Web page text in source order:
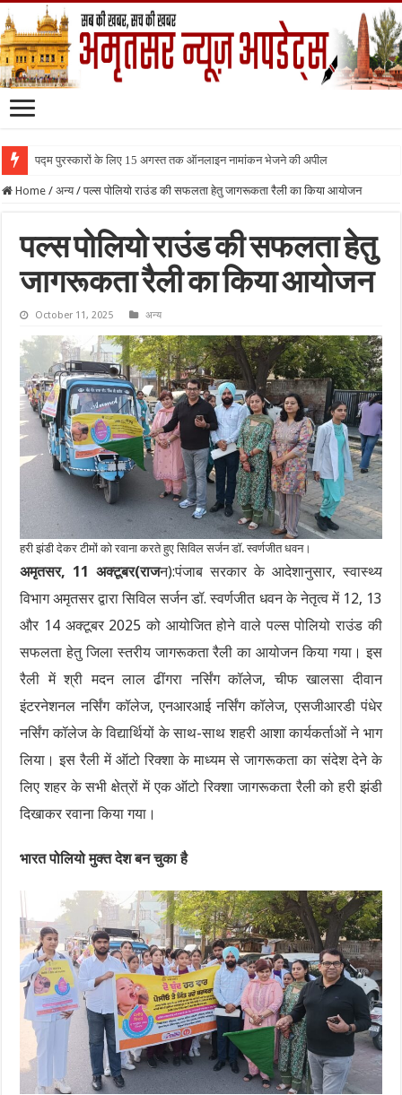
पद्म पुरस्कारों के लिए 15 अगस्त तक ऑनलाइन नामांकन भेजने की अपील
Home / अन्य / पल्स पोलियो राउंड की सफलता हेतु जागरूकता रैली का किया आयोजन
पल्स पोलियो राउंड की सफलता हेतु
जागरूकता रैली का किया आयोजन
October 11, 2025 अन्य
हरी झंडी देकर टीमों को रवाना करते हुए सिविल सर्जन डॉ. स्वर्णजीत धवन।
अमृतसर, 11 अक्टूबर(राजन):पंजाब सरकार के आदेशानुसार, स्वास्थ्य
विभाग अमृतसर द्वारा सिविल सर्जन डॉ. स्वर्णजीत धवन के नेतृत्व में 12, 13
और 14 अक्टूबर 2025 को आयोजित होने वाले पल्स पोलियो राउंड की
सफलता हेतु जिला स्तरीय जागरूकता रैली का आयोजन किया गया। इस
रैली में श्री मदन लाल ढींगरा नर्सिंग कॉलेज, चीफ खालसा दीवान
इंटरनेशनल नर्सिंग कॉलेज, एनआरआई नर्सिंग कॉलेज, एसजीआरडी पंधेर
नर्सिंग कॉलेज के विद्यार्थियों के साथ-साथ शहरी आशा कार्यकर्ताओं ने भाग
लिया। इस रैली में ऑटो रिक्शा के माध्यम से जागरूकता का संदेश देने के
लिए शहर के सभी क्षेत्रों में एक ऑटो रिक्शा जागरूकता रैली को हरी झंडी
दिखाकर रवाना किया गया।
भारत पोलियो मुक्त देश बन चुका है